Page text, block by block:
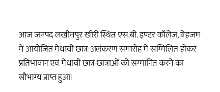
आज जनपद लखीमपुर खीरी स्थित एस.बी. इण्टर कॉलेज, बेहजम
में आयोजित मेधावी छात्र-अलंकरण समारोह में सम्मिलित होकर
प्रतिभावान एवं मेधावी छात्र-छात्राओं को सम्मानित करने का
सौभाग्य प्राप्त हुआ।